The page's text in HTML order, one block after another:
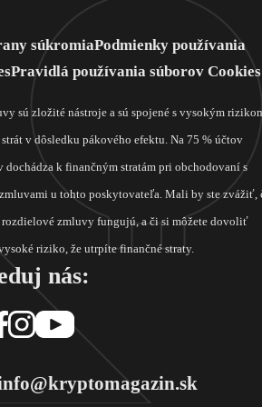
súkromiaPodmienky používania
Pravidlá používania súborov Cookies
sú zložité nástroje a sú spojené s vysokým
v dôsledku pákového efektu. Na 75 % účtov
k finančným stratám pri obchodovaní s
u tohto poskytovateľa. Mali by ste zvážiť,
rozdielové zmluvy fungujú, a či si môžete dovoliť
riziko, že utrpíte finančné straty.
nás: